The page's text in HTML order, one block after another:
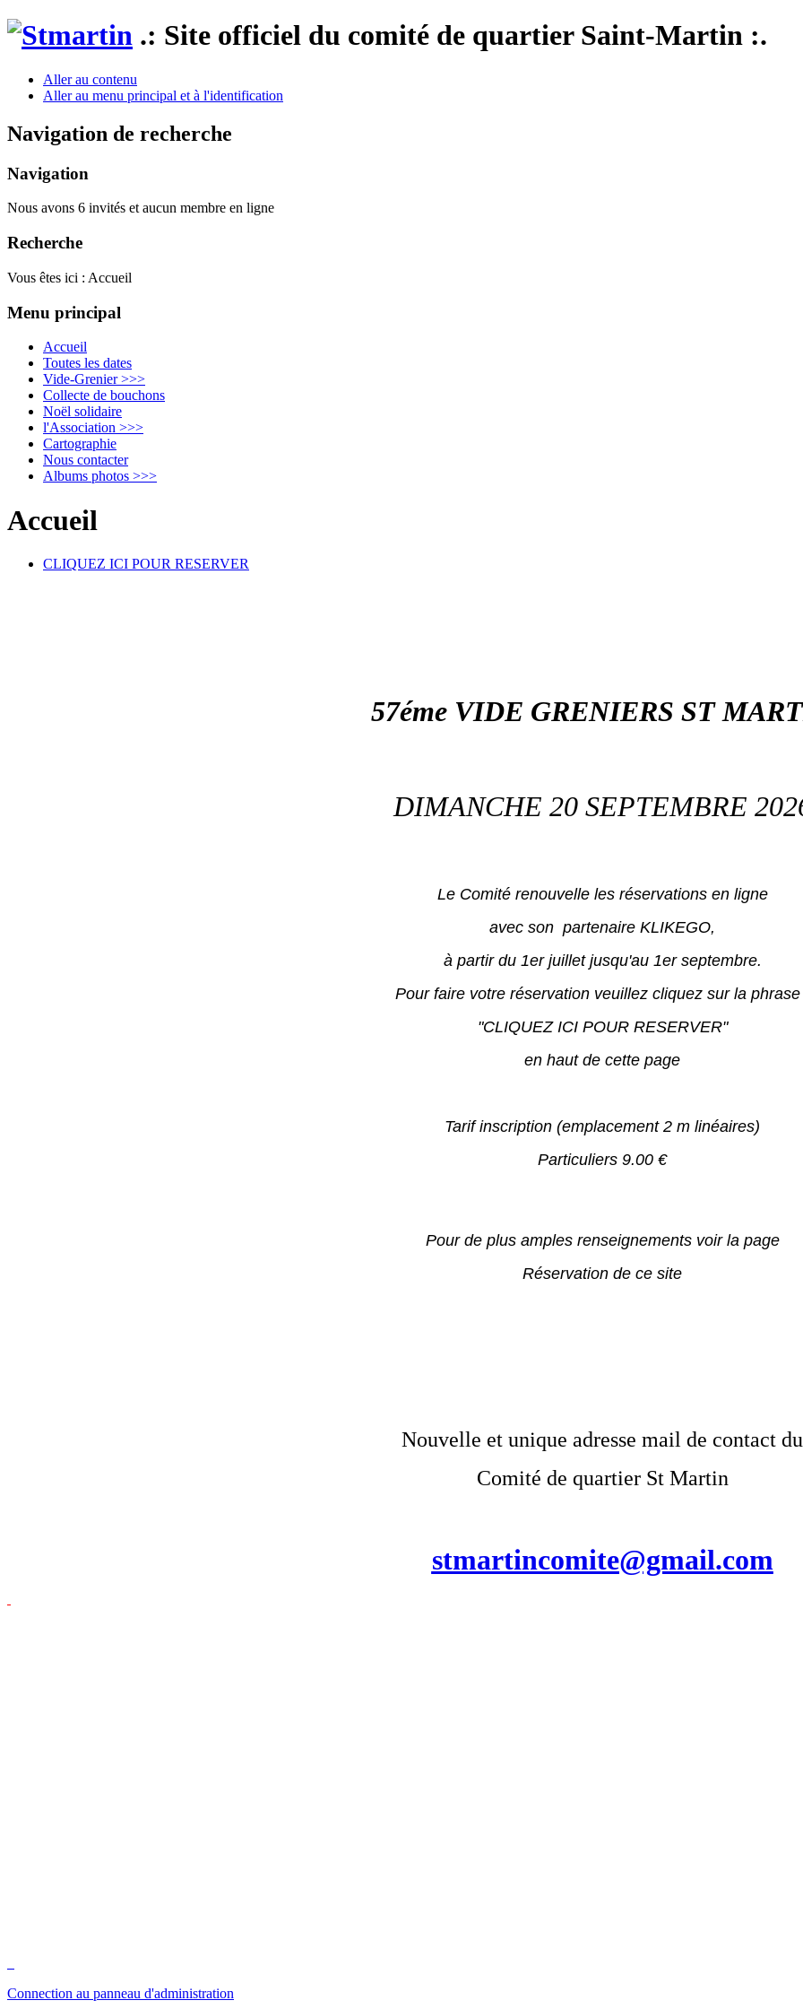
.: Site officiel du comité de quartier Saint-Martin :.
Aller au contenu
Aller au menu principal et à l'identification
Navigation de recherche
Navigation
Nous avons 6 invités et aucun membre en ligne
Recherche
Vous êtes ici : Accueil
Menu principal
Accueil
Toutes les dates
Vide-Grenier >>>
Collecte de bouchons
Noël solidaire
l'Association >>>
Cartographie
Nous contacter
Albums photos >>>
Accueil
CLIQUEZ ICI POUR RESERVER
57éme VIDE GRENIERS ST
DIMANCHE 20 SEPTEMBRE
Le Comité renouvelle les réservations en ligne
avec son partenaire KLIKEGO,
à partir du 1er juillet jusqu'au 1er septembre.
Pour faire votre réservation veuillez cliquez sur la
"CLIQUEZ ICI POUR RESERVER"
en haut de cette page
Tarif inscription (emplacement 2 m linéaires)
Particuliers 9.00 €
Pour de plus amples renseignements voir la page
Réservation de ce site
Nouvelle et unique adresse mail de contact du
Comité de quartier St Martin
stmartincomite@gmail.com
Connection au panneau d'administration